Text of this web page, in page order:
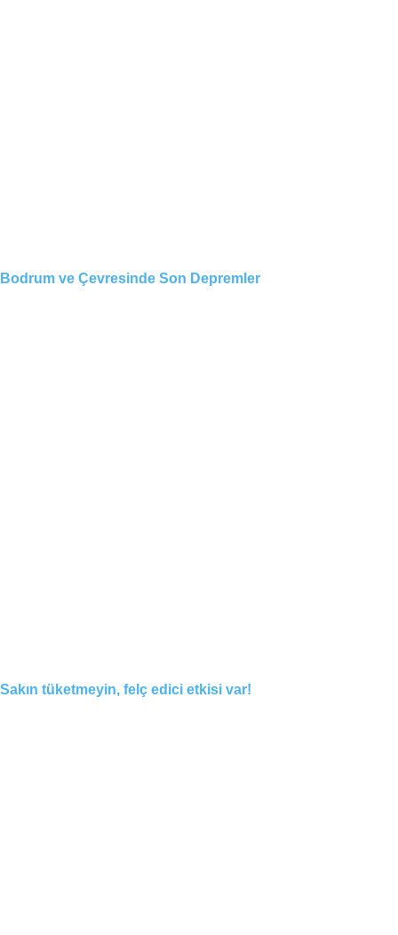
Bodrum ve Çevresinde Son Depremler
Sakın tüketmeyin, felç edici etkisi var!